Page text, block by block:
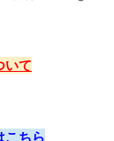
いて
こちら